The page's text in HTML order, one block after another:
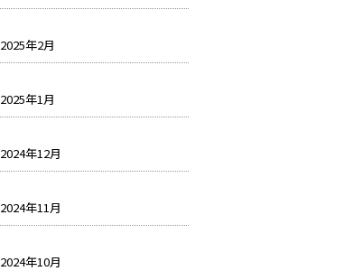
2025年2月
2025年1月
2024年12月
2024年11月
2024年10月